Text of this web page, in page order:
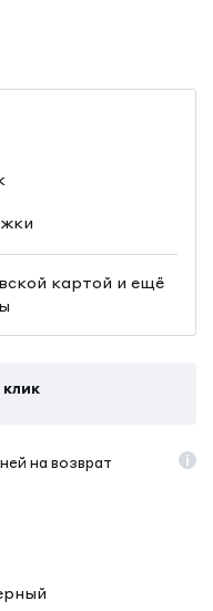
картой и ещё
клик
на возврат